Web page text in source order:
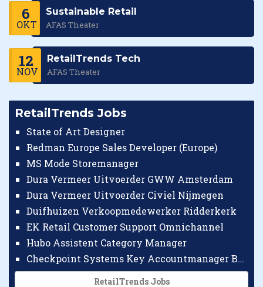
6
OKT
Sustainable Retail
AFAS Theater
12
NOV
RetailTrends Tech
AFAS Theater
RetailTrends Jobs
State of Art Designer
Redman Europe Sales Developer (Europe)
MS Mode Storemanager
Dura Vermeer Uitvoerder GWW Amsterdam
Dura Vermeer Uitvoerder Civiel Nijmegen
Duifhuizen Verkoopmedewerker Ridderkerk
EK Retail Customer Support Omnichannel
Hubo Assistent Category Manager
Checkpoint Systems Key Accountmanager Benelux
RetailTrends Jobs